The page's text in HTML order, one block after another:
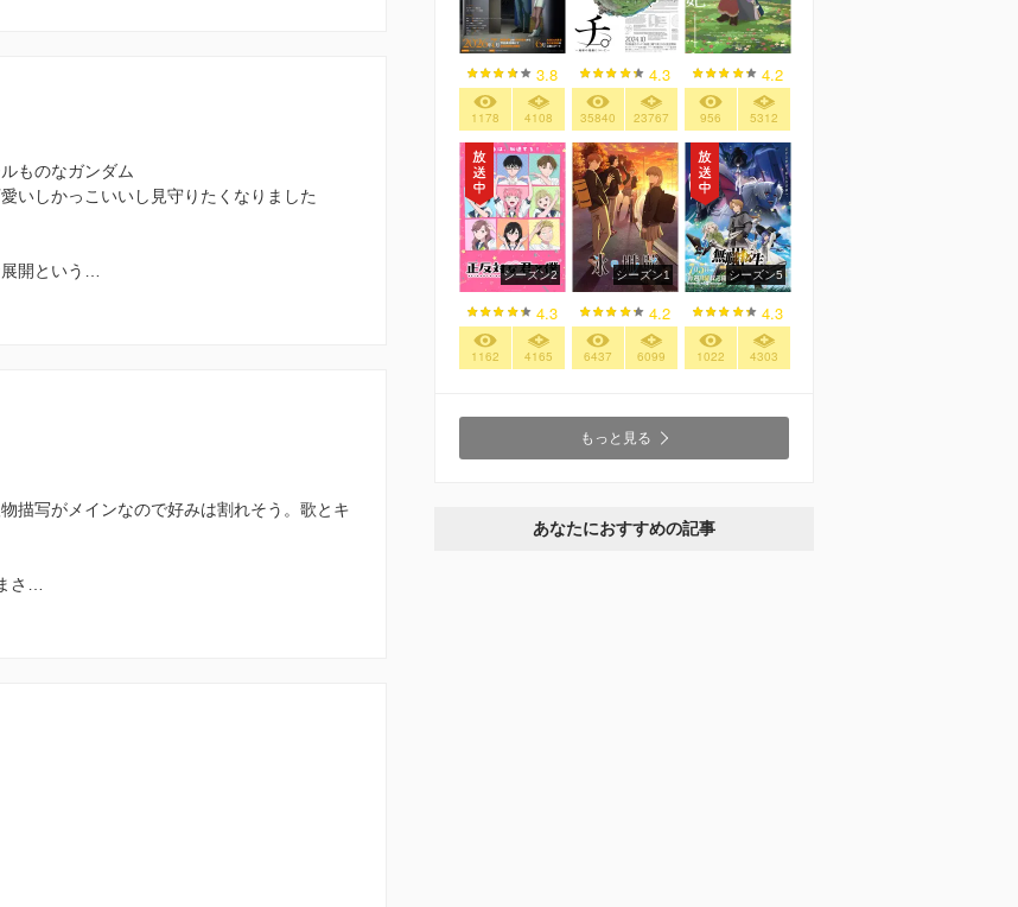
ものなガンダム
いしかっこいいし見守りたくなりました
開という…
描写がメインなので好みは割れそう。歌とキ
さ…
3.8
1178 4108
4.3
35840 23767
4.2
956 5312
シーズン2
4.3
1162 4165
シーズン1
4.2
6437 6099
シーズン5
4.3
1022 4303
もっと見る
あなたにおすすめの記事